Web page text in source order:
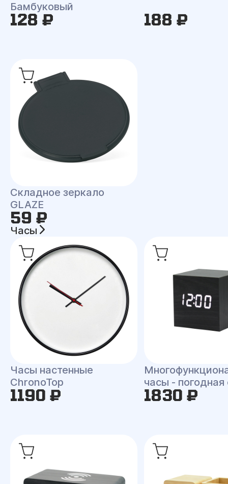
Бамбуковый
128 ₽ 188 ₽
Складное зеркало
GLAZE
59 ₽
Часы
Часы настенные
ChronoTop
1190 ₽
часы - погодная
1830 ₽